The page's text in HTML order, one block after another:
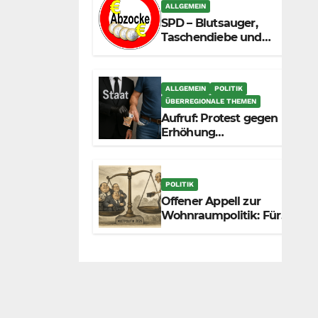
zunehmend unter die
Räder.
ALLGEMEIN
SPD – Blutsauger,
Taschendiebe und
ALLGEMEIN
POLITIK
ÜBERREGIONALE THEMEN
Aufruf: Protest gegen
Erhöhung
POLITIK
Offener Appell zur
Wohnraumpolitik: Für
mehr Fairness